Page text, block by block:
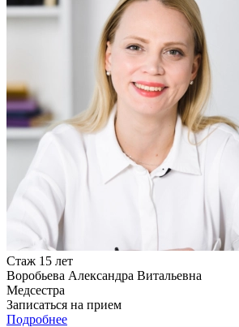
Стаж 15 лет
Воробьева Александра Витальевна
Медсестра
Записаться на прием
Подробнее